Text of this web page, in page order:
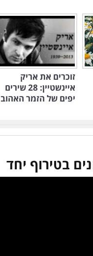
זוכרים את אריק
איינשטיין: 28 שירים
יפים של הזמר האהוב
בטירוף יחד